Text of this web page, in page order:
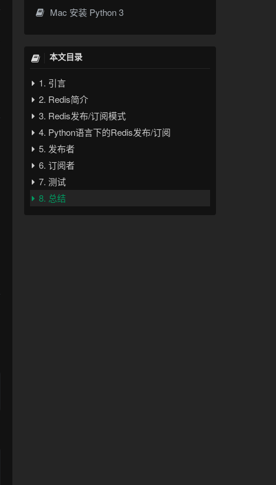
Mac 安装 Python 3
本文目录
1. 引言
2. Redis简介
3. Redis发布/订阅模式
4. Python语言下的Redis发布/订阅
5. 发布者
6. 订阅者
7. 测试
8. 总结